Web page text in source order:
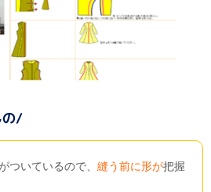
ついているので、縫う前に形が把握